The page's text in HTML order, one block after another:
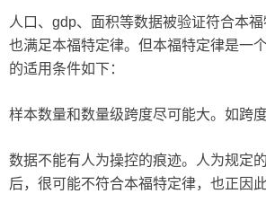
人口、gdp、面积等数据被验证符合本
也满足本福特定律。但本福特定律是一
的适用条件如下：
样本数量和数量级跨度尽可能大。如跨
数据不能有人为操控的痕迹。人为规定
后，很可能不符合本福特定律，也正因